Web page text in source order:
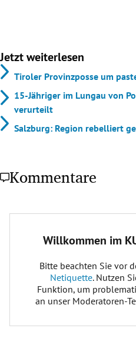
Jetzt weiterlesen
Tiroler Provinzposse um
15-Jähriger im Lungau von
verurteilt
Salzburg: Region rebelliert
Kommentare